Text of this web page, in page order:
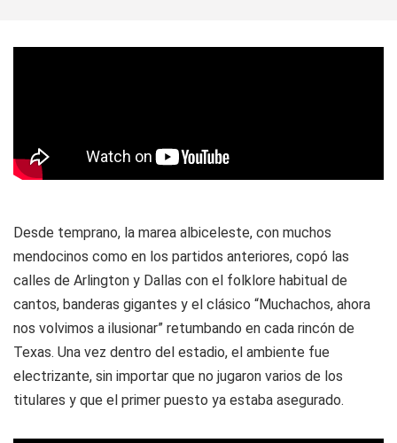
Desde temprano, la marea albiceleste, con muchos
mendocinos como en los partidos anteriores, copó las
calles de Arlington y Dallas con el folklore habitual de
cantos, banderas gigantes y el clásico “Muchachos, ahora
nos volvimos a ilusionar” retumbando en cada rincón de
Texas. Una vez dentro del estadio, el ambiente fue
electrizante, sin importar que no jugaron varios de los
titulares y que el primer puesto ya estaba asegurado.